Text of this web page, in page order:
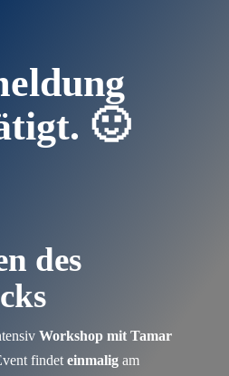
🙂
des
Workshop mit Tamar
findet einmaligam